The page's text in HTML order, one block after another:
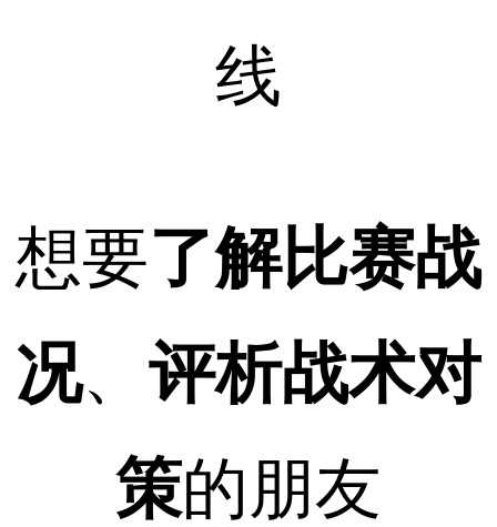
线
想要了解比赛战
况、 评析战术对
策的朋友